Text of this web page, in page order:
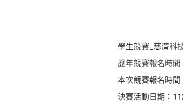
學生競賽_慈濟科
歷年競賽報名時間
本次競賽報名時間
決賽活動日期：